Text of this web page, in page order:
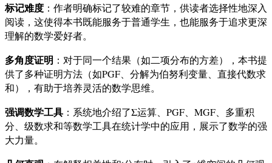
标记难度 ：作者明确标记了较难的章节，供读者选择性地深入
阅读，这使得本书既能服务于普通学生，也能服务于追求更深
理解的数学爱好者。
多角度证明 ：对于同一个结果（如二项分布的方差），本书提
供了多种证明方法（如PGF、分解为伯努利变量、直接代数求
和），有助于培养灵活的数学思维。
强调数学工具 ：系统地介绍了Σ运算、PGF、MGF、多重积
分、级数求和等数学工具在统计学中的应用，展示了数学的强
大力量。